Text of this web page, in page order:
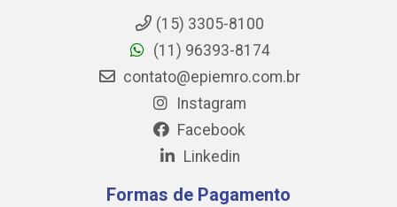
(15) 3305-8100
(11) 96393-8174
contato@epiemro.com.br
Instagram
Facebook
Linkedin
Formas de Pagamento